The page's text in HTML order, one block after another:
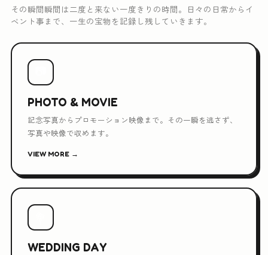
その瞬間瞬間は二度と来ない一度きりの時間。日々の日常からイ
ベント事まで、一生の宝物を記録し残していきます。
PHOTO & MOVIE
記念写真からプロモーション映像まで。その一瞬を逃さず、
写真や映像で収めます。
VIEW MORE →
WEDDING DAY